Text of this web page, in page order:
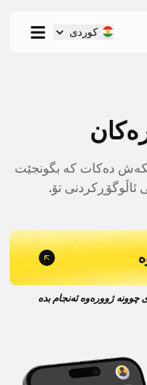
کوردی
دەکات کە بگونجێت
ئاڵوگۆڕکردنی تۆ.
چوونە ژوورەوە ئەنجام بدە